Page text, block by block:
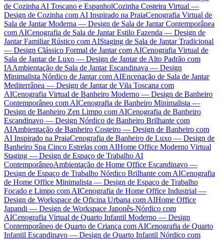
de Cozinha AI Toscano e EspanholCozinha Costeira Virtual —
Design de Cozinha com AI Inspirado na PraiaCenografia Virtual de
Sala de Jantar Moderna — Design de Sala de Jantar Contemporânea
com AICenografia de Sala de Jantar Estilo Fazenda — Design de
Jantar Familiar Rústico com AIStaging de Sala de Jantar Tradicional
— Design Clássico Formal de Jantar com AICenografia Virtual de
Sala de Jantar de Luxo — Design de Jantar de Alto Padrão com
IAAmbientação de Sala de Jantar Escandinava — Design
Minimalista Nórdico de Jantar com AIEncenação de Sala de Jantar
Mediterrânea — Design de Jantar de Vila Toscana com
AICenografia Virtual de Banheiro Moderno — Design de Banheiro
Contemporâneo com AICenografia de Banheiro Minimalista —
Design de Banheiro Zen Limpo com AICenografia de Banheiro
Escandinavo — Design Nórdico de Banheiro Brilhante com
AIAmbientação de Banheiro Costeiro — Design de Banheiro com
AI Inspirado na PraiaCenografia de Banheiro de Luxo — Design de
Banheiro Spa Cinco Estrelas com AIHome Office Moderno Virtual
Staging — Design de Espaço de Trabalho AI
ContemporâneoAmbientação de Home Office Escandinavo —
Design de Espaço de Trabalho Nórdico Brilhante com AICenografia
de Home Office Minimalista — Design de Espaço de Trabalho
Focado e Limpo com AICenografia de Home Office Industrial —
Design de Workspace de Oficina Urbana com AIHome Office
Japandi — Design de Workspace Japonês-Nórdico com
AICenografia Virtual de Quarto Infantil Moderno — Design
Contemporâneo de Quarto de Criança com AICenografia de Quarto
Infantil Escandinavo — Design de Quarto Infantil Nórdico com